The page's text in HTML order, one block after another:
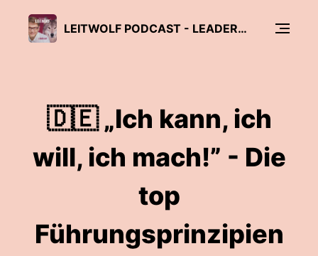
LEITWOLF PODCAST - LEADERSHIP, FÜHRUNG & MANAGEMENT
🇩🇪 „Ich kann, ich
will, ich mach!” - Die
top
Führungsprinzipien